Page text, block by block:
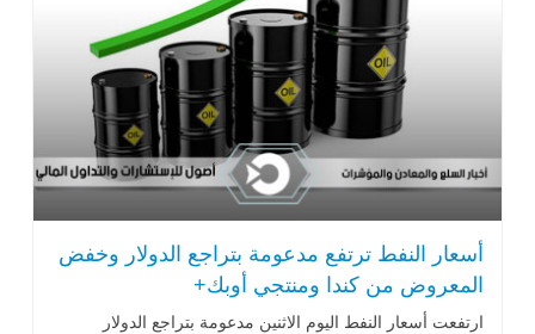
أسعار النفط ترتفع مدعومة بتراجع الدولار وخفض
المعروض من كندا ومنتجي أوبك+
ارتفعت أسعار النفط اليوم الاثنين مدعومة بتراجع الدولار